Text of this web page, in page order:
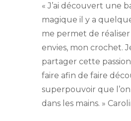
« J’ai découvert une
magique il y a
me permet de
envies, mon crochet.
partager cette
faire afin de faire
superpouvoir que
dans les mains. »